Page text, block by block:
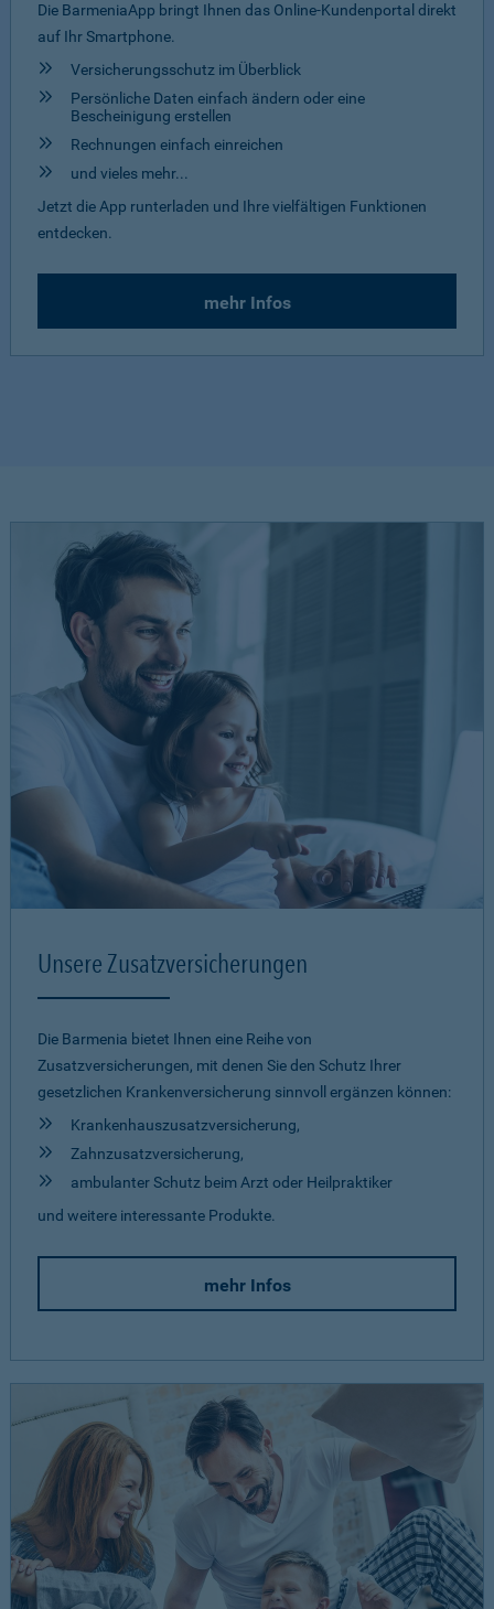
Die BarmeniaApp bringt Ihnen das Online-Kundenportal direkt
auf Ihr Smartphone.
Versicherungsschutz im Überblick
Persönliche Daten einfach ändern oder eine
Bescheinigung erstellen
Rechnungen einfach einreichen
und vieles mehr...
Jetzt die App runterladen und Ihre vielfältigen Funktionen
entdecken.
mehr Infos
Unsere Zusatzversicherungen
Die Barmenia bietet Ihnen eine Reihe von
Zusatzversicherungen, mit denen Sie den Schutz Ihrer
gesetzlichen Krankenversicherung sinnvoll ergänzen können:
Krankenhauszusatzversicherung,
Zahnzusatzversicherung,
ambulanter Schutz beim Arzt oder Heilpraktiker
und weitere interessante Produkte.
mehr Infos